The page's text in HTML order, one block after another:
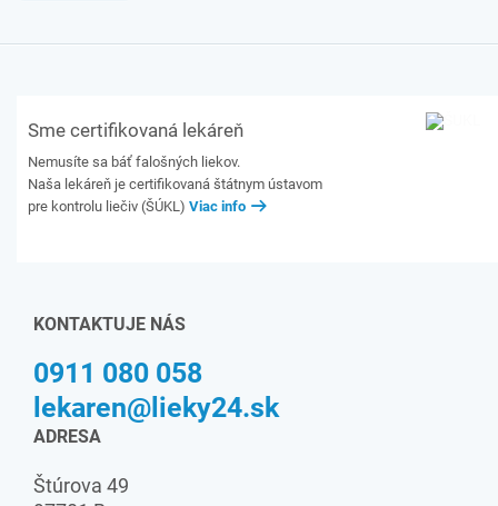
Sme certifikovaná lekáreň
Nemusíte sa báť falošných liekov.
Naša lekáreň je certifikovaná štátnym ústavom
pre kontrolu liečiv (ŠÚKL) Viac info
KONTAKTUJE NÁS
0911 080 058
lekaren@lieky24.sk
ADRESA
Štúrova 49